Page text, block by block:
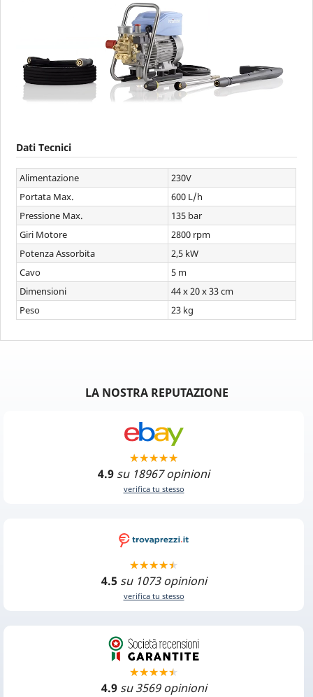
Dati Tecnici
Alimentazione
230V
Portata Max.
600 L/h
Pressione Max.
135 bar
Giri Motore
2800 rpm
Potenza Assorbita
2,5 kW
Cavo
5 m
Dimensioni
44 x 20 x 33 cm
Peso
23 kg
LA NOSTRA REPUTAZIONE
4.9 su 18967 opinioni
verifica tu stesso
4.5 su 1073 opinioni
verifica tu stesso
4.9 su 3569 opinioni